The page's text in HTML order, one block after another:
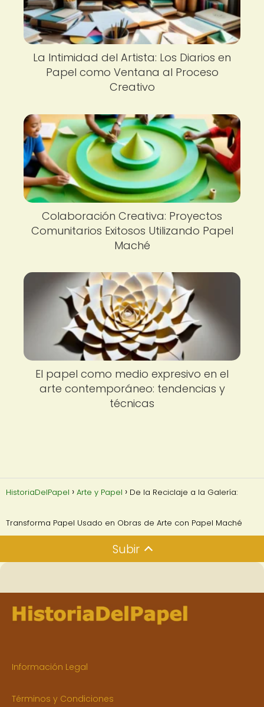
La Intimidad del Artista: Los Diarios en
Papel como Ventana al Proceso
Creativo
Colaboración Creativa: Proyectos
Comunitarios Exitosos Utilizando Papel
Maché
El papel como medio expresivo en el
arte contemporáneo: tendencias y
técnicas
HistoriaDelPapel Arte y Papel De la Reciclaje a la Galería:
Transforma Papel Usado en Obras de Arte con Papel Maché
Subir
Información Legal
Términos y Condiciones